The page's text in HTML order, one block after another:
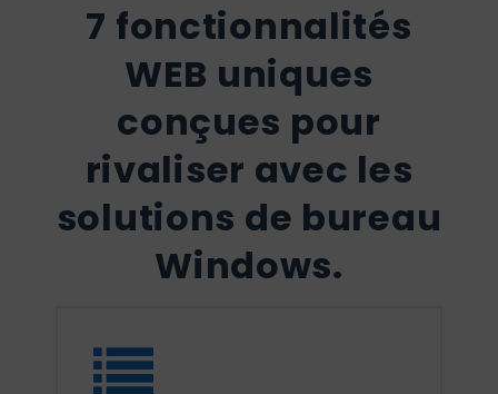
7 fonctionnalités
WEB uniques
conçues pour
rivaliser avec les
solutions de bureau
Windows.